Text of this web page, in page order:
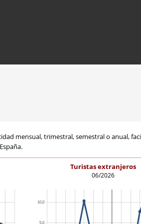
mensual, trimestral, semestral o anual,
Turistas extranjeros
06/2026